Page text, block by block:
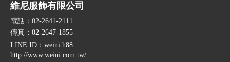
維尼服飾有限公司
電話：02-2641-2111
傳真：02-2647-1855
LINE ID ：weini.h88
http://www.weini.com.tw/